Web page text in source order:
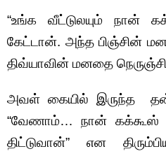
“உங்க வீட்டுலயும் நான்
கேட்டான். அந்த பிஞ்சின்
திவ்யாவின் மனதை நெருஞ்சி
அவள் கையில் இருந்த
“வேணாம்… நான்
திட்டுவான்” என